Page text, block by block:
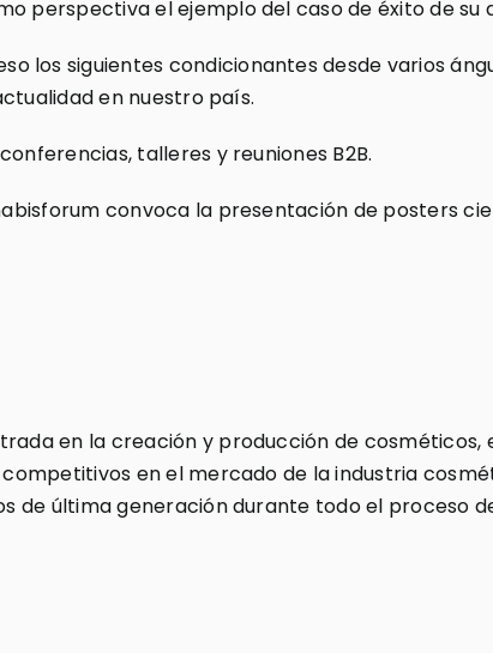
perspectiva el ejemplo del caso de éxito de su
los siguientes condicionantes desde varios
en nuestro país.
talleres y reuniones B2B.
convoca la presentación de posters
en la creación y producción de cosméticos,
en el mercado de la industria
de última generación durante todo el proceso